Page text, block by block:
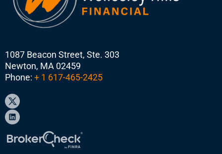
1087 Beacon Street, Ste. 303
Newton, MA 02459
Phone: + 1 617-465-2425